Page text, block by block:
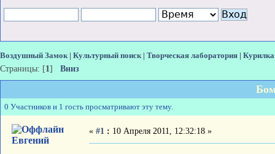
Воздушный Замок| Культурный поиск| Творческая лаборатория Курилка
Страницы: [1] Вниз
0 Участников и 1 гость просматривают эту тему.
Евгений
« #1 : 10 Апреля 2011, 12:32:18 »